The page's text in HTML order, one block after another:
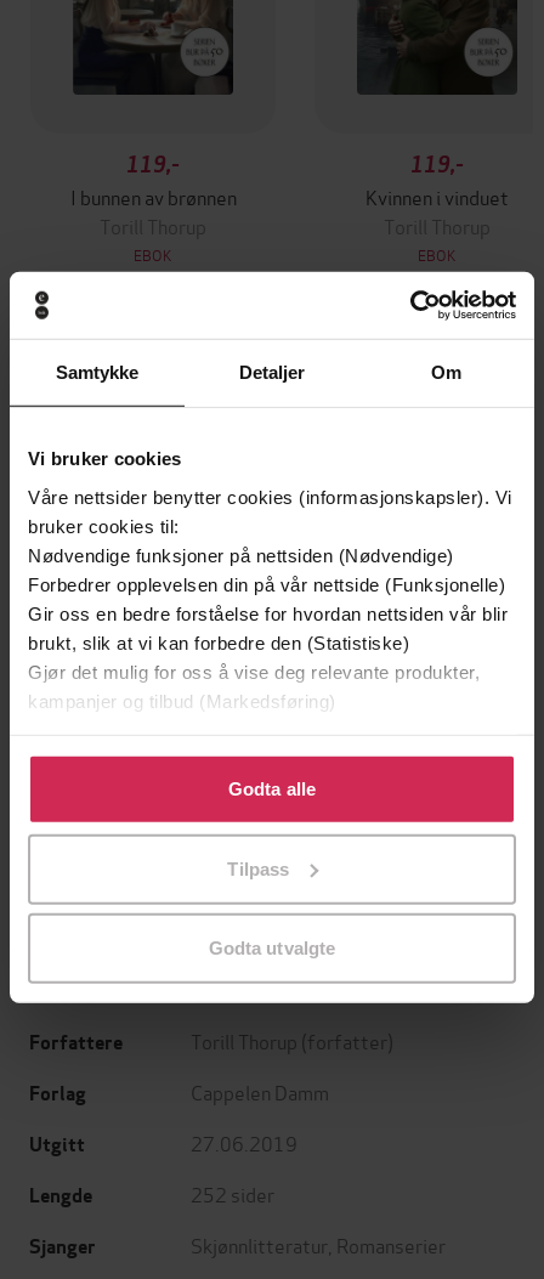
Samtykke Detaljer Om
Vi bruker cookies
Våre nettsider benytter cookies (informasjonskapsler). Vi
bruker cookies til:
Nødvendige funksjoner på nettsiden (Nødvendige)
Forbedrer opplevelsen din på vår nettside (Funksjonelle)
Gir oss en bedre forståelse for hvordan nettsiden vår blir
brukt, slik at vi kan forbedre den (Statistiske)
Gjør det mulig for oss å vise deg relevante produkter,
kampanjer og tilbud (Markedsføring)
Klikk på «Godta alle» for å gi oss ditt samtykke til å
bruke cookies for alle disse formålene. Du kan også
tilpasse ditt samtykke til spesifikke formål ved å klikke
Godta alle
Tilpass
Godta utvalgte
119,-
I bunnen av brønnen
Torill Thorup
EBOK
119,-
Kvinnen i vinduet
Torill Thorup
EBOK
Andre har også kjøpt
Premium
349,-
EBOK
149,-
EBOK
Forfattere Torill Thorup (forfatter)
Forlag Cappelen Damm
Utgitt 27.06.2019
Lengde 252 sider
Sjanger Skjønnlitteratur Romanserier